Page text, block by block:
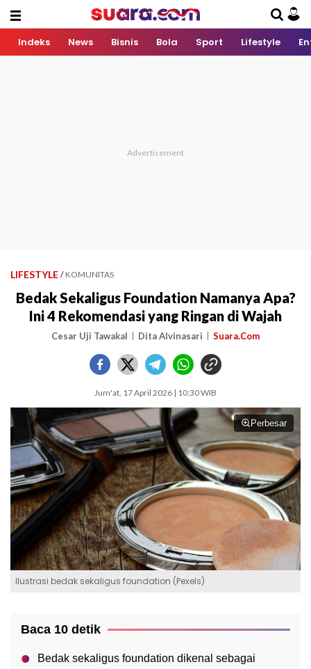
Indeks News Bisnis Bola Sport Lifestyle
LIFESTYLE / KOMUNITAS
Bedak Sekaligus Foundation Namanya Apa?
Ini 4 Rekomendasi yang Ringan di Wajah
Cesar Uji Tawakal Dita Alvinasari Suara.Com
Jum'at, 17 April 2026 | 10:30 WIB
Perbesar
Ilustrasi bedak sekaligus foundation (Pexels)
Baca 10 detik
Bedak sekaligus foundation dikenal sebagai